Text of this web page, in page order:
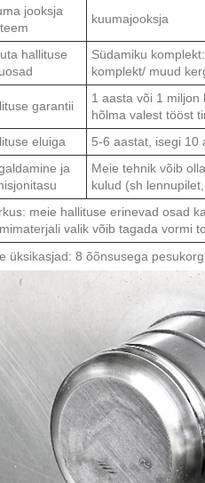
jooksja
kuumajooksja
hallituse
Südamiku
komplekt/ muud
garantii
1 aasta või 1
hõlma valest tööst
eluiga
5-6 aastat, isegi 10
ja
Meie tehnik võib
kulud (sh
meie hallituse erinevad osad
valik võib tagada vormi
üksikasjad: 8 õõnsusega